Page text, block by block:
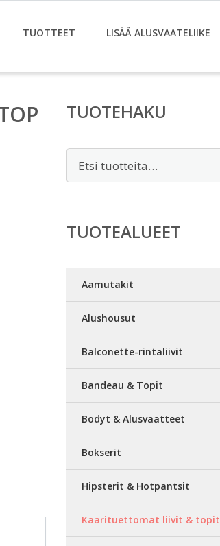
TUOTTEET LISÄÄ ALUSVAATELIIKE
TUOTEHAKU
TUOTEALUEET
Aamutakit
Alushousut
Balconette-rintaliivit
Bandeau & Topit
Bodyt & Alusvaatteet
Bokserit
Hipsterit & Hotpantsit
Kaarituettomat liivit & topit